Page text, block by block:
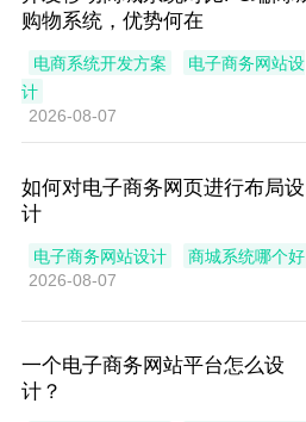
购物系统，优势何在
电商系统开发方案
电子商务网站设
计
2026-08-07
如何对电子商务网页进行布局设
计
电子商务网站设计
商城系统哪个好
2026-08-07
一个电子商务网站平台怎么设
计？